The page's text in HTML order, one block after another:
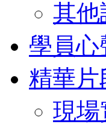
其他
學員心
精華片
現場